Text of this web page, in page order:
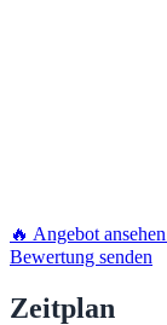
🔥 Angebot ansehen
Bewertung senden
Zeitplan